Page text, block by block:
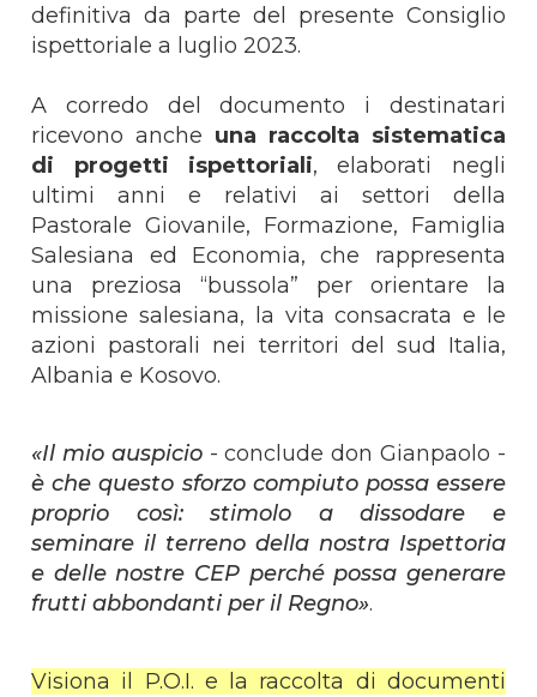
definitiva da parte del presente Consiglio
ispettoriale a luglio 2023.
A corredo del documento i destinatari
ricevono anche una raccolta sistematica
di progetti ispettoriali, elaborati negli
ultimi anni e relativi ai settori della
Pastorale Giovanile, Formazione, Famiglia
Salesiana ed Economia, che rappresenta
una preziosa “bussola” per orientare la
missione salesiana, la vita consacrata e le
azioni pastorali nei territori del sud Italia,
Albania e Kosovo.
«Il mio auspicio- conclude don Gianpaolo -
è che questo sforzo compiuto possa essere
proprio così: stimolo a dissodare e
seminare il terreno della nostra Ispettoria
e delle nostre CEP perché possa generare
frutti abbondanti per il Regno».
Visiona il P.O.I. e la raccolta di documenti